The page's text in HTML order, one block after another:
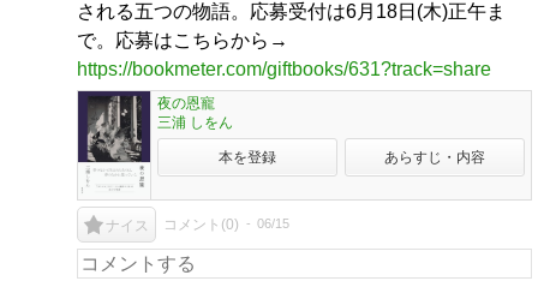
される五つの物語。応募受付は6月18日(木)正午ま
で。応募はこちらから→
https://bookmeter.com/giftbooks/631?track=share
夜の恩寵
三浦 しをん
本を登録 あらすじ・内容
ナイス コメント(0) 06/15